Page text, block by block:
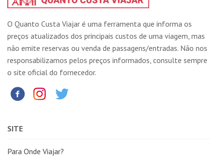
O Quanto Custa Viajar é uma ferramenta que informa os
preços atualizados dos principais custos de uma viagem, mas
não emite reservas ou venda de passagens/entradas. Não nos
responsabilizamos pelos preços informados, consulte sempre
o site oficial do fornecedor.
SITE
Para Onde Viajar?